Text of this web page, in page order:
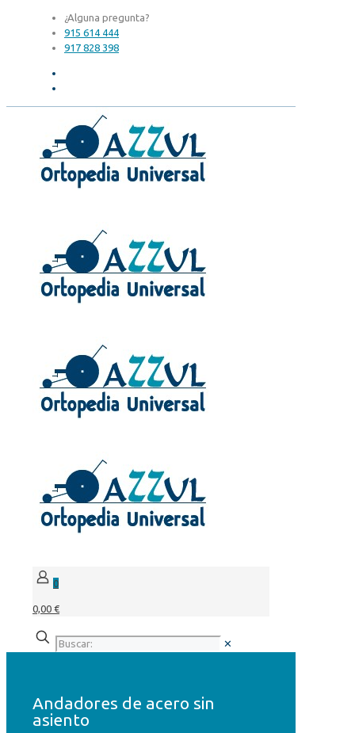
¿Alguna pregunta?
915 614 444
917 828 398
0
0,00 €
✕
Andadores de acero sin
asiento